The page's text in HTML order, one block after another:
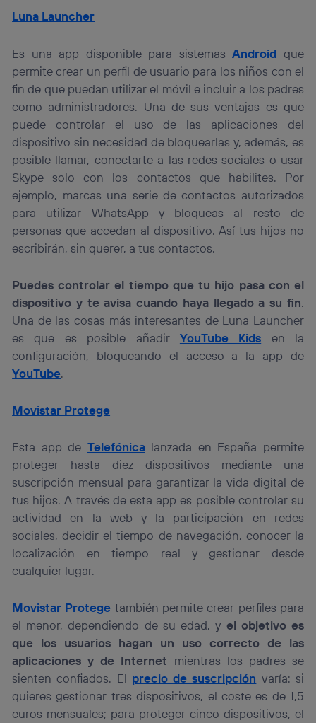
Luna Launcher
Es una app disponible para sistemasAndroid que
permite crear un perfil de usuario para los niños con el
fin de que puedan utilizar el móvil e incluir a los padres
como administradores. Una de sus ventajas es que
puede controlar el uso de las aplicaciones del
dispositivo sin necesidad de bloquearlas y, además, es
posible llamar, conectarte a las redes sociales o usar
Skype solo con los contactos que habilites. Por
ejemplo, marcas una serie de contactos autorizados
para utilizar WhatsApp y bloqueas al resto de
personas que accedan al dispositivo. Así tus hijos no
escribirán, sin querer, a tus contactos.
Puedes controlar el tiempo que tu hijo pasa con el
dispositivo y te avisa cuando haya llegado a su fin.
Una de las cosas más interesantes de Luna Launcher
es que es posible añadir YouTube Kids en la
configuración, bloqueando el acceso a la app de
YouTube.
Movistar Protege
Esta app de Telefónicalanzada en España permite
proteger hasta diez dispositivos mediante una
suscripción mensual para garantizar la vida digital de
tus hijos. A través de esta app es posible controlar su
actividad en la web y la participación en redes
sociales, decidir el tiempo de navegación, conocer la
localización en tiempo real y gestionar desde
cualquier lugar.
Movistar Protege también permite crear perfiles para
el menor, dependiendo de su edad, y el objetivo es
que los usuarios hagan un uso correcto de las
aplicaciones y de Internet mientras los padres se
sienten confiados. El precio de suscripción varía: si
quieres gestionar tres dispositivos, el coste es de 1,5
euros mensuales; para proteger cinco dispositivos, el
actividades de navegación de los miembros del hogar
que hayan dado su consentimiento.
datos móviles
, el marketing será más
personalizado, ya que se basará únicamente en la
navegación del usuario del móvil.
Puedes gestionar los consentimientos Utiq seleccionando
“Administrar Utiq” en la parte inferior de esta página web o
visitando el
portal de privacidad de Utiq
(“consenthub”). Para más información, consulta
la política de privacidad de Utiq.